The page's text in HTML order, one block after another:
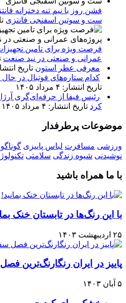
فشن روز با نیم تنه دخترانه
ست و سوتین اسفنجی فانتزی
فرصت ویژه برای تامین
عمرانی و صنعتی در نید صنعت
معرفی عطر استون تاریخ انتشار: ۴ مرداد
کدام ستاره‌های فوتبال در
تاریخ انتشار: ۴ مرداد ۱۴۰۵
رئیس فیفا از حرفه‌ای‌گری
کرد تاریخ انتشار: ۴ مرداد ۱۴۰۵
موضوعات پرطرفدار
ورزشی مسافرت لباس پاییزی
نوشیدنی شیوه زندگی سلامتی
با ما همراه باشید
با این رنگ‌ها در تابستان خنک
۲۵ اردیبهشت ۱۴۰۳
پاییز در ایران رنگارنگ‌ترین
۵ آبان ۱۴۰۳